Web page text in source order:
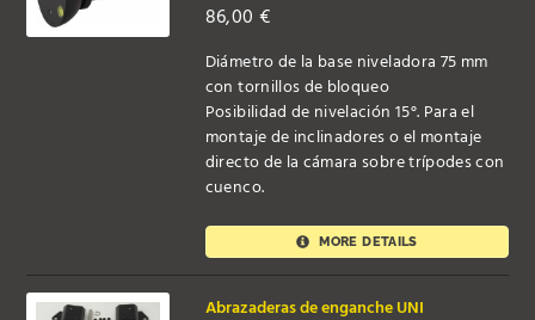
86,00 €
Diámetro de la base niveladora 75 mm
con tornillos de bloqueo
Posibilidad de nivelación 15°. Para el
montaje de inclinadores o el montaje
directo de la cámara sobre trípodes con
cuenco.
MORE DETAILS
Abrazaderas de enganche UNI